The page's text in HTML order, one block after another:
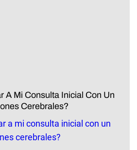
A Mi Consulta Inicial Con Un
Cerebrales?